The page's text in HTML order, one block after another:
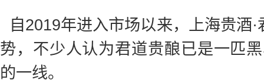
自2019年进入市场以来，上海贵酒
势，不少人认为君道贵酿已是一匹
的一线。